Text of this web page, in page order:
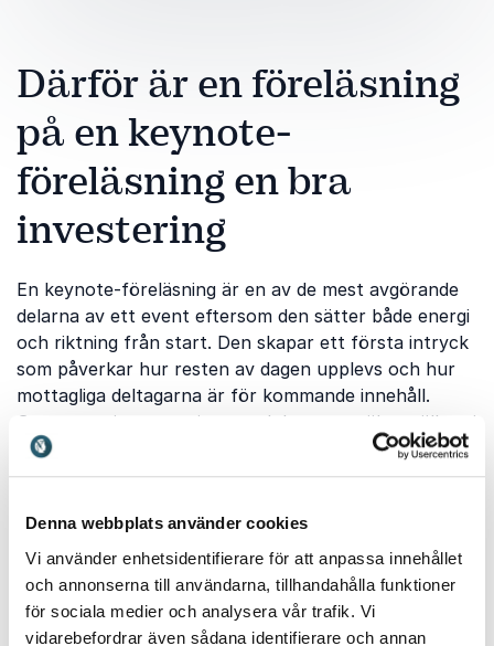
Denna webbplats använder cookies
Vi använder enhetsidentifierare för att anpassa innehållet
och annonserna till användarna, tillhandahålla funktioner
för sociala medier och analysera vår trafik. Vi
vidarebefordrar även sådana identifierare och annan
Därför är en föreläsning
på en keynote-
föreläsning en bra
investering
En keynote-föreläsning är en av de mest avgörande
delarna av ett event eftersom den sätter både energi
och riktning från start. Den skapar ett första intryck
som påverkar hur resten av dagen upplevs och hur
mottagliga deltagarna är för kommande innehåll.
Genom att investera i en stark keynote säkerställer ni
att budskapet når fram och att publiken blir
engagerad direkt.
Elaine Eksvärdbidrar med expertis inom retorik och
kommunikation och hjälper publiken att förstå hur
man når fram med sitt budskap på ett tydligt och
övertygande sätt. Hennes föreläsningar skapar både
energi och konkreta insikter som deltagarna direkt